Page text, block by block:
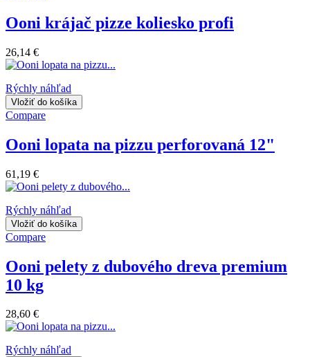
Ooni krájač pizze koliesko profi
26,14 €
Rýchly náhľad
Vložiť do košíka
Compare
Ooni lopata na pizzu perforovaná 12"
61,19 €
Rýchly náhľad
Vložiť do košíka
Compare
Ooni pelety z dubového dreva premium
10 kg
28,60 €
Rýchly náhľad